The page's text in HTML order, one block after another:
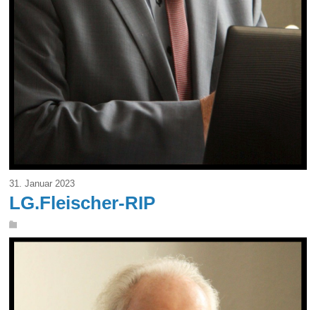
31. Januar 2023
LG.Fleischer-RIP